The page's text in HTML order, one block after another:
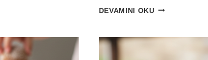
DEVAMINI OKUGLUTENSIZ,
ŞEKERSIZ: